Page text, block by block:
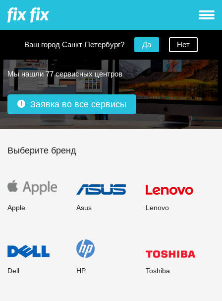
Ваш город Санкт-Петербург? Да Нет
Ремонт моноблоков в Санкт-Петербурге
Мы нашли 77 сервисных центров
Заявка во все сервисы
Выберите бренд
Apple Asus Lenovo
Dell HP Toshiba